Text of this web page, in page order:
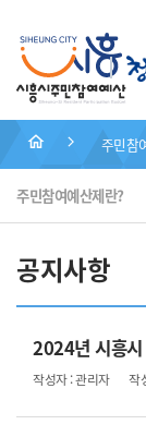
주민참
주민참여예산제란?
공지사항
2024년 시흥시
작성자 : 관리자 작